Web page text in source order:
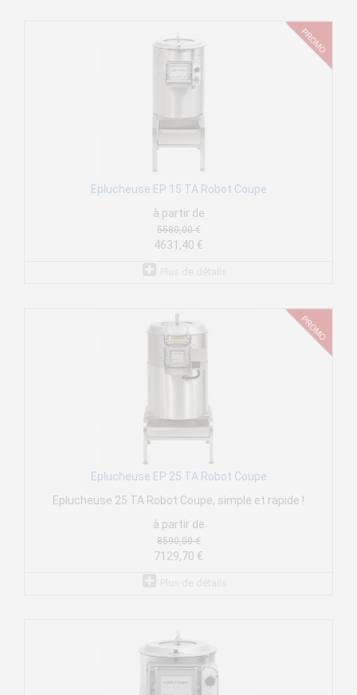
Eplucheuse EP 15 TA Robot Coupe
à partir de
5580,00 €
4631,40 €
Eplucheuse EP 25 TA Robot Coupe
Eplucheuse 25 TA Robot Coupe, simple et rapide !
à partir de
8590,00 €
7129,70 €